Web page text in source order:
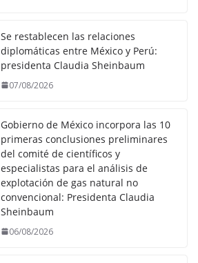
Se restablecen las relaciones
diplomáticas entre México y Perú:
presidenta Claudia Sheinbaum
07/08/2026
Gobierno de México incorpora las 10
primeras conclusiones preliminares
del comité de científicos y
especialistas para el análisis de
explotación de gas natural no
convencional: Presidenta Claudia
Sheinbaum
06/08/2026